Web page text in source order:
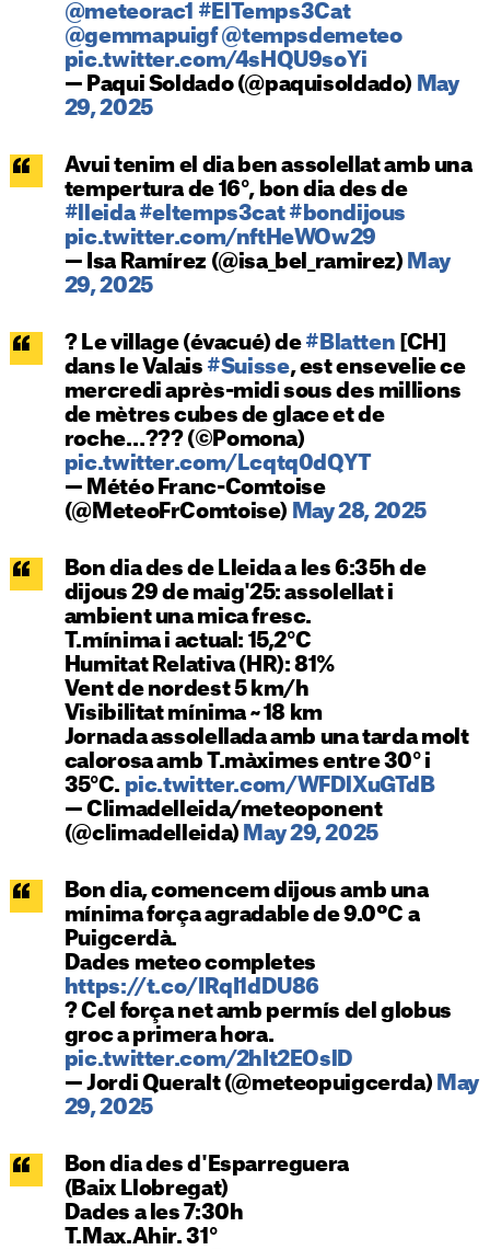
@meteorac1 #ElTemps3Cat
@gemmapuigf @tempsdemeteo
pic.twitter.com/4sHQU9soYi
— Paqui Soldado (@paquisoldado) May
29, 2025
Avui tenim el dia ben assolellat amb una
tempertura de 16°, bon dia des de
#lleida #eltemps3cat #bondijous
pic.twitter.com/nftHeWOw29
— Isa Ramírez (@isa_bel_ramirez) May
29, 2025
? Le village (évacué) de #Blatten [CH]
dans le Valais #Suisse, est ensevelie ce
mercredi après-midi sous des millions
de mètres cubes de glace et de
roche…??? (©Pomona)
pic.twitter.com/Lcqtq0dQYT
— Météo Franc-Comtoise
(@MeteoFrComtoise) May 28, 2025
Bon dia des de Lleida a les 6:35h de
dijous 29 de maig'25: assolellat i
ambient una mica fresc.
T.mínima i actual: 15,2°C
Humitat Relativa (HR): 81%
Vent de nordest 5 km/h
Visibilitat mínima ~ 18 km
Jornada assolellada amb una tarda molt
calorosa amb T.màximes entre 30° i
35°C. pic.twitter.com/WFDlXuGTdB
— Climadelleida/meteoponent
(@climadelleida) May 29, 2025
Bon dia, comencem dijous amb una
mínima força agradable de 9.0ºC a
Puigcerdà.
Dades meteo completes
https://t.co/IRqI1dDU86
? Cel força net amb permís del globus
groc a primera hora.
pic.twitter.com/2hIt2EOslD
— Jordi Queralt (@meteopuigcerda) May
29, 2025
Bon dia des d'Esparreguera
(Baix Llobregat)
Dades a les 7:30h
T.Max.Ahir. 31°